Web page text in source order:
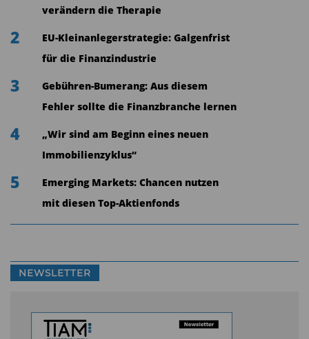
verändern die Therapie
2
EU-Kleinanlegerstrategie: Galgenfrist
für die Finanzindustrie
3
Gebühren-Bumerang: Aus diesem
Fehler sollte die Finanzbranche lernen
4
„Wir sind am Beginn eines neuen
Immobilienzyklus“
5
Emerging Markets: Chancen nutzen
mit diesen Top-Aktienfonds
NEWSLETTER